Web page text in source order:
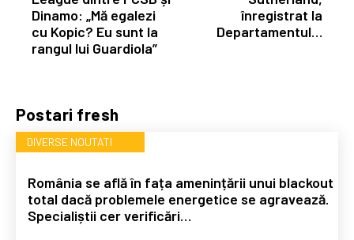
Postari fresh
DIVERSE NOUTATI
România se află în fața amenințării unui blackout
total dacă problemele energetice se agravează.
Specialiștii cer verificări…
Dinamo: „Mă egalezi
cu Kopic? Eu sunt la
rangul lui Guardiola”
înregistrat la
Departamentul…